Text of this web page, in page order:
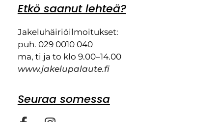
Etkö saanut lehteä?
Jakeluhäiriöilmoitukset:
puh. 029 0010 040
ma, ti ja to klo 9.00–14.00
www.jakelupalaute.fi
Seuraa somessa